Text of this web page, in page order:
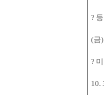
?
(금)
?
10.